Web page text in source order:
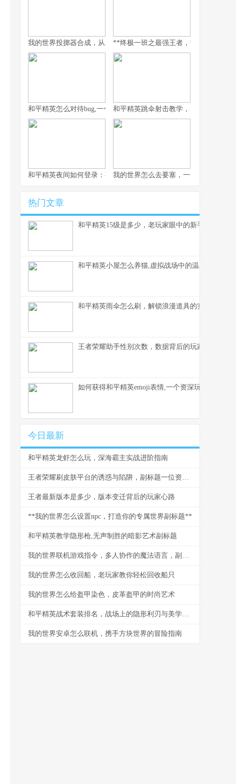
我的世界投掷器合成，从木石到红石的艺术**终极一班之最强王者，热血青春与荣
和平精英怎么对待bug,一个玩家眼中的修复哲学和平精英跳伞射击教学，从落地到主宰
和平精英夜间如何登录：夜幕下的战术入口与静谧战场副标题,探
我的世界怎么去要塞，一份老玩家的寻
热门文章
和平精英15级是多少，老玩家眼中的新手门槛
和平精英小屋怎么养猫,虚拟战场中的温馨陪伴,副
和平精英雨伞怎么刷，解锁浪漫道具的实战指南
王者荣耀助手性别次数，数据背后的玩家生态观察
如何获得和平精英emoji表情,一个资深玩家的心得
今日最新
和平精英龙虾怎么玩，深海霸主实战进阶指南
王者荣耀刷皮肤平台的诱惑与陷阱，副标题一位资深玩家的深度思考与警示
王者最新版本是多少，版本变迁背后的玩家心路
**我的世界怎么设置npc，打造你的专属世界副标题**
和平精英教学隐形枪,无声制胜的暗影艺术副标题
我的世界联机游戏指令，多人协作的魔法语言，副标题，资深玩家的指挥艺术
我的世界怎么收回船，老玩家教你轻松回收船只
我的世界怎么给盔甲染色，皮革盔甲的时尚艺术
和平精英战术套装排名，战场上的隐形利刃与美学密码
我的世界安卓怎么联机，携手方块世界的冒险指南